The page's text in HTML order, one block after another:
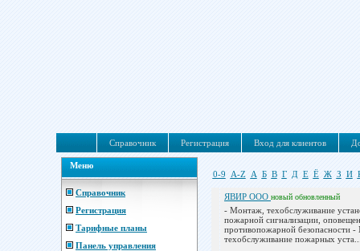
Справочник Регистрация Вход для клиентов
Меню
Справочник
Регистрация
Тарифные планы
Панель управления
0-9 A-Z А Б В Г Д Е Ё Ж З И
ЯВИР ООО новый обновленный
- Монтаж, техобслуживание
пожарной сигнализации,
противопожарной безопасности
техобслуживание пожарных